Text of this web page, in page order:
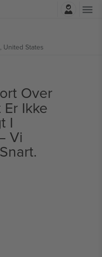
United States
Over
Ikke
I
Vi